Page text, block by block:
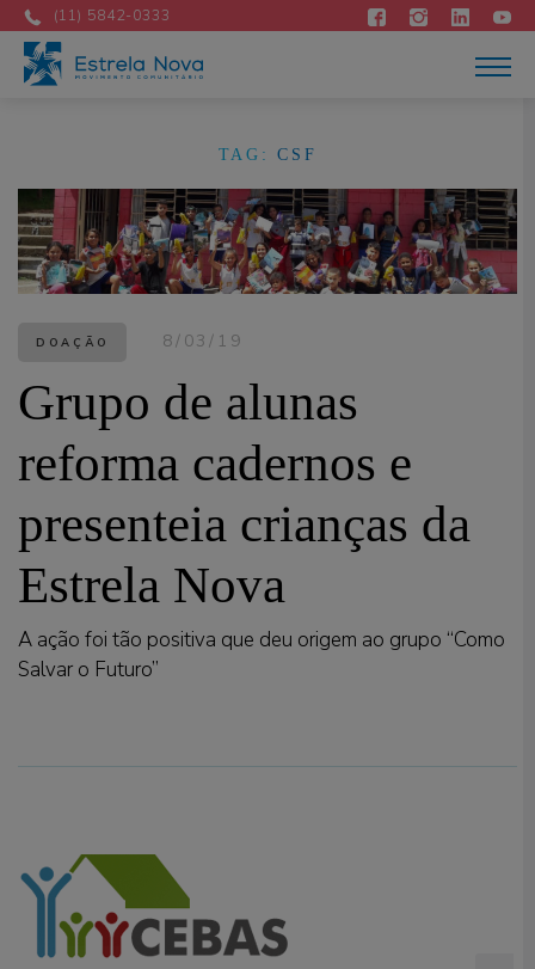
(11) 5842-0333
Acontece
TAG:CSF
DOAÇÃO 8/03/19
Grupo de alunas
reforma cadernos e
presenteia crianças da
Estrela Nova
A ação foi tão positiva que deu origem ao grupo “Como
Salvar o Futuro”